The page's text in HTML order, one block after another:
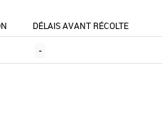
DÉLAIS AVANT RÉCOLTE
-